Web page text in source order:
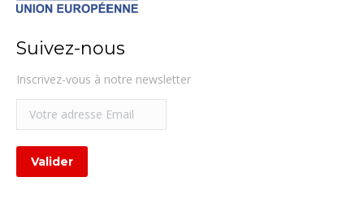
Suivez-nous
Inscrivez-vous à notre newsletter